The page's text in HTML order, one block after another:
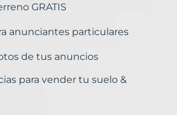
GRATIS
anunciantes particulares
de tus anuncios
para vender tu suelo &